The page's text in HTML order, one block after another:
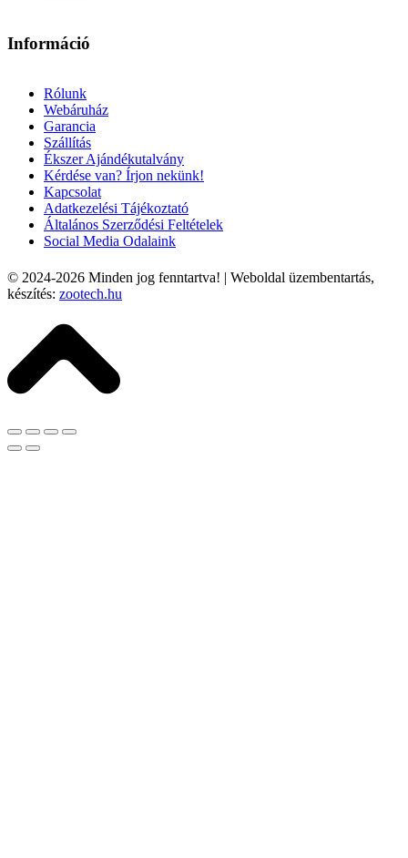
Információ
Rólunk
Webáruház
Garancia
Szállítás
Ékszer Ajándékutalvány
Kérdése van? Írjon nekünk!
Kapcsolat
Adatkezelési Tájékoztató
Általános Szerződési Feltételek
Social Media Odalaink
© 2024-2026 Minden jog fenntartva! | Weboldal üzembentartás,
készítés: zootech.hu